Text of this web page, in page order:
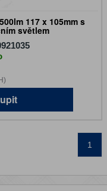
117 x 105mm s
světlem
1